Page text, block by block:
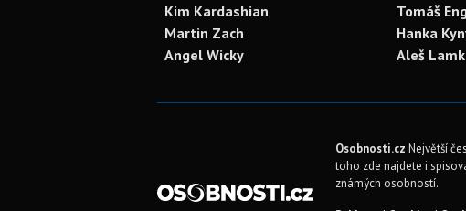
Kim Kardashian
Martin Zach
Angel Wicky
Tomáš
Hanka
Aleš
Osobnosti.cz Největší
toho zde najdete i
známých osobností.